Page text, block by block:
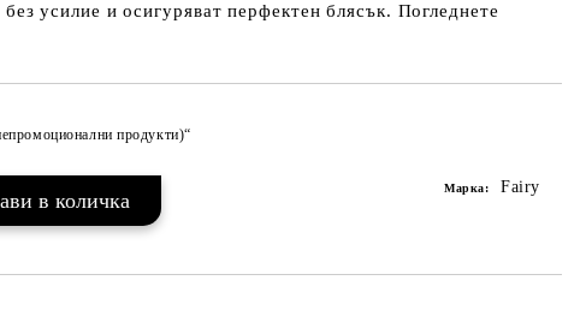
усилие и осигуряват перфектен блясък. Погледнете
продукти)“
Марка: Fairy